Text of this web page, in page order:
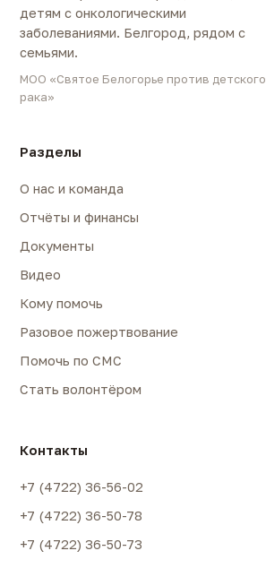
детям с онкологическими
заболеваниями. Белгород, рядом с
семьями.
МОО «Святое Белогорье против детского
рака»
Разделы
О нас и команда
Отчёты и финансы
Документы
Видео
Кому помочь
Разовое пожертвование
Помочь по СМС
Стать волонтёром
Контакты
+7 (4722) 36-56-02
+7 (4722) 36-50-78
+7 (4722) 36-50-73